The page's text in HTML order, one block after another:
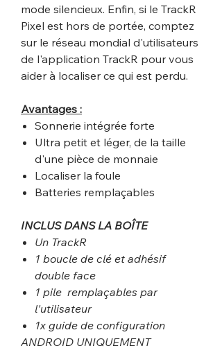
mode silencieux. Enfin, si le TrackR
Pixel est hors de portée, comptez
sur le réseau mondial d'utilisateurs
de l'application TrackR pour vous
aider à localiser ce qui est perdu.
Avantages :
Sonnerie intégrée forte
Ultra petit et léger, de la taille
d'une pièce de monnaie
Localiser la foule
Batteries remplaçables
INCLUS DANS LA BOÎTE
Un TrackR
1 boucle de clé et adhésif
double face
1 pile remplaçables par
l'utilisateur
1x guide de configuration
ANDROID UNIQUEMENT